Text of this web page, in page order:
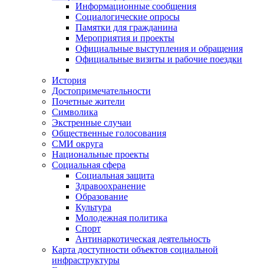
Информационные сообщения
Социалогические опросы
Памятки для гражданина
Мероприятия и проекты
Официальные выступления и обращения
Официальные визиты и рабочие поездки
История
Достопримечательности
Почетные жители
Символика
Экстренные случаи
Общественные голосования
СМИ округа
Национальные проекты
Социальная сфера
Социальная защита
Здравоохранение
Образование
Культура
Молодежная политика
Спорт
Антинаркотическая деятельность
Карта доступности объектов социальной
инфраструктуры